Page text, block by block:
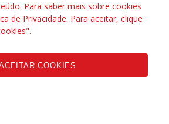
Para saber mais sobre cookies
de Privacidade. Para aceitar, clique
COOKIES